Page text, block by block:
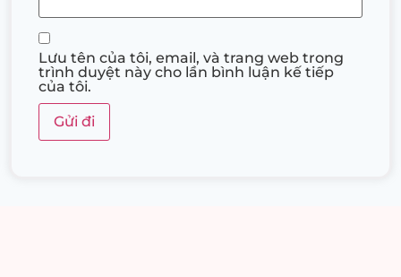
Lưu tên của tôi, email, và trang web trong
trình duyệt này cho lần bình luận kế tiếp
của tôi.